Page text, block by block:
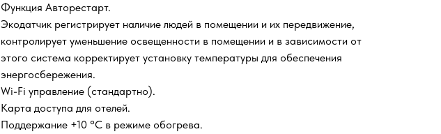
Функция Авторестарт.
Экодатчик регистрирует наличие людей в помещении и их передвижение,
контролирует уменьшение освещенности в помещении и в зависимости от
этого система корректирует установку температуры для обеспечения
энергосбережения.
Wi-Fi управление (стандартно).
Карта доступа для отелей.
Поддержание +10 °С в режиме обогрева.